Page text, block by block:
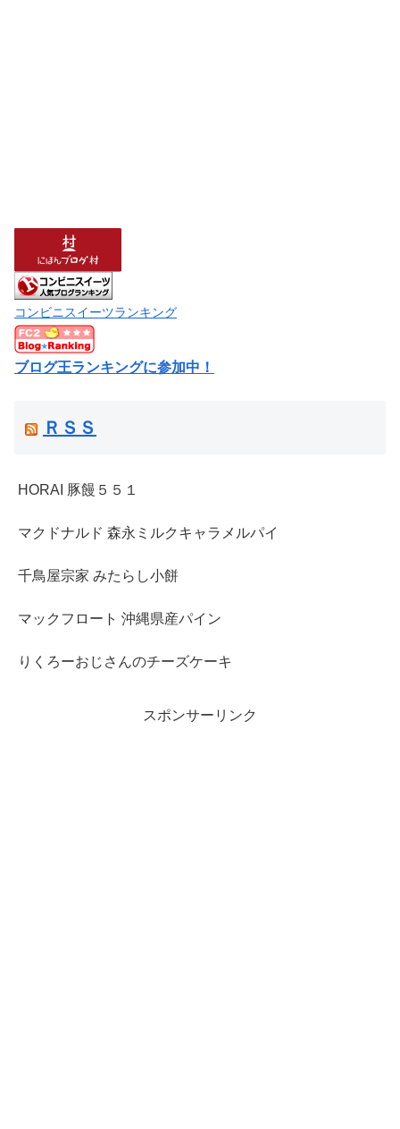
コンビニスイーツランキング
ブログ王ランキングに参加中！
ＲＳＳ
HORAI 豚饅５５１
マクドナルド 森永ミルクキャラメルパイ
千鳥屋宗家 みたらし小餅
マックフロート 沖縄県産パイン
りくろーおじさんのチーズケーキ
スポンサーリンク